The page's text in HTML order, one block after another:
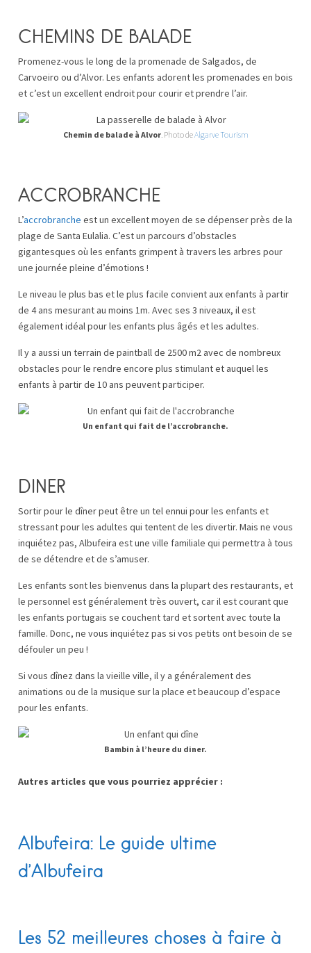
CHEMINS DE BALADE
Promenez-vous le long de la promenade de Salgados, de
Carvoeiro ou d’Alvor. Les enfants adorent les promenades en bois
et c’est un excellent endroit pour courir et prendre l’air.
Chemin de balade à Alvor. Photo deAlgarve Tourism
ACCROBRANCHE
L’accrobranche est un excellent moyen de se dépenser près de la
plage de Santa Eulalia. C’est un parcours d’obstacles
gigantesques où les enfants grimpent à travers les arbres pour
une journée pleine d’émotions !
Le niveau le plus bas et le plus facile convient aux enfants à partir
de 4 ans mesurant au moins 1m. Avec ses 3 niveaux, il est
également idéal pour les enfants plus âgés et les adultes.
Il y a aussi un terrain de paintball de 2500 m2 avec de nombreux
obstacles pour le rendre encore plus stimulant et auquel les
enfants à partir de 10 ans peuvent participer.
Un enfant qui fait de l’accrobranche.
DINER
Sortir pour le dîner peut être un tel ennui pour les enfants et
stressant pour les adultes qui tentent de les divertir. Mais ne vous
inquiétez pas, Albufeira est une ville familiale qui permettra à tous
de se détendre et de s’amuser.
Les enfants sont les bienvenus dans la plupart des restaurants, et
le personnel est généralement très ouvert, car il est courant que
les enfants portugais se couchent tard et sortent avec toute la
famille. Donc, ne vous inquiétez pas si vos petits ont besoin de se
défouler un peu !
Si vous dînez dans la vieille ville, il y a généralement des
animations ou de la musique sur la place et beaucoup d’espace
pour les enfants.
Bambin à l’heure du diner.
Autres articles que vous pourriez apprécier :
Albufeira: Le guide ultime
d’Albufeira
Les 52 meilleures choses à faire à